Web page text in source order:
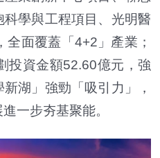
學與工程項目、光明醫
面覆蓋「4+2」產業；
投資金額52.60億元，強
湖」強勁「吸引力」，
一步夯基聚能。